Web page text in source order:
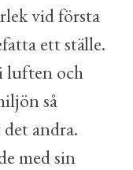
vid första
ett ställe.
luften och
så
andra.
med sin